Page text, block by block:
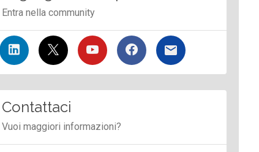
Entra nella community
Contattaci
Vuoi maggiori informazioni?